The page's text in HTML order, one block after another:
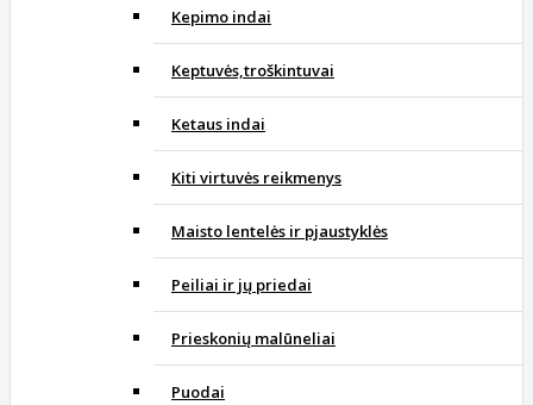
Kepimo indai
Keptuvės,troškintuvai
Ketaus indai
Kiti virtuvės reikmenys
Maisto lentelės ir pjaustyklės
Peiliai ir jų priedai
Prieskonių malūneliai
Puodai